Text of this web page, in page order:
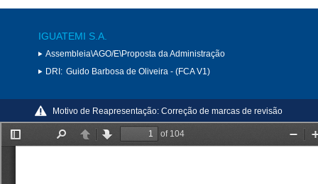
IGUATEMI S.A.
Assembleia\AGO/E\Proposta da Administração
DRI: Guido Barbosa de Oliveira - (FCA V1)
Motivo de Reapresentação: Correção de marcas de revisão